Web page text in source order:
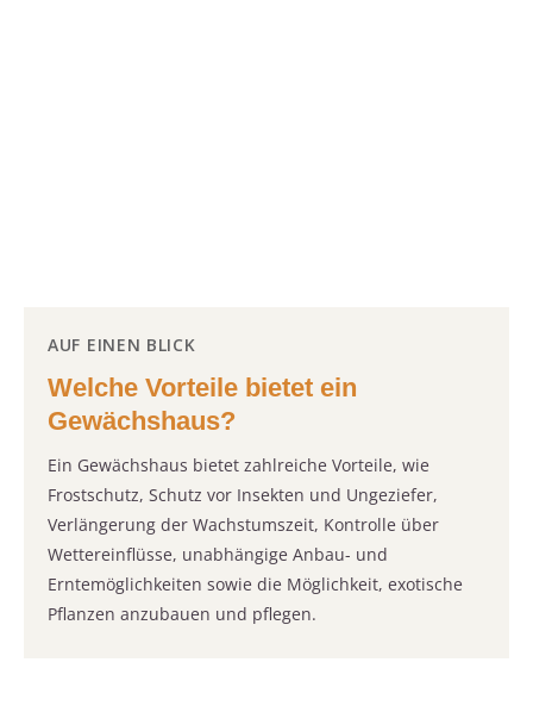
AUF EINEN BLICK
Welche Vorteile bietet ein
Gewächshaus?
Ein Gewächshaus bietet zahlreiche Vorteile, wie
Frostschutz, Schutz vor Insekten und Ungeziefer,
Verlängerung der Wachstumszeit, Kontrolle über
Wettereinflüsse, unabhängige Anbau- und
Erntemöglichkeiten sowie die Möglichkeit, exotische
Pflanzen anzubauen und pflegen.